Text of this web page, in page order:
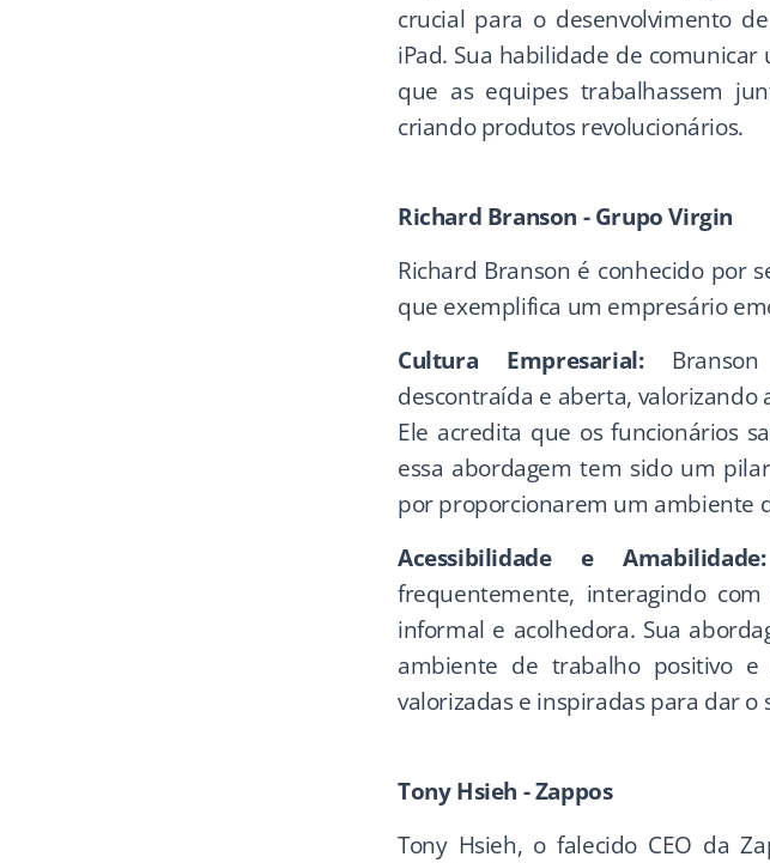
crucial para o desenvolvimento
iPad. Sua habilidade de
que as equipes trabalhassem
criando produtos revolucionários.
Richard Branson - Grupo Virgin
Richard Branson é conhecido por
que exemplifica um empresário
Cultura Empresarial:Branson
descontraída e aberta, valorizando
Ele acredita que os funcionários
essa abordagem tem sido um
por proporcionarem um ambiente
Acessibilidade e Amabilidade:
frequentemente, interagindo
informal e acolhedora. Sua
ambiente de trabalho positivo e
valorizadas e inspiradas para dar o
Tony Hsieh - Zappos
Tony Hsieh, o falecido CEO da